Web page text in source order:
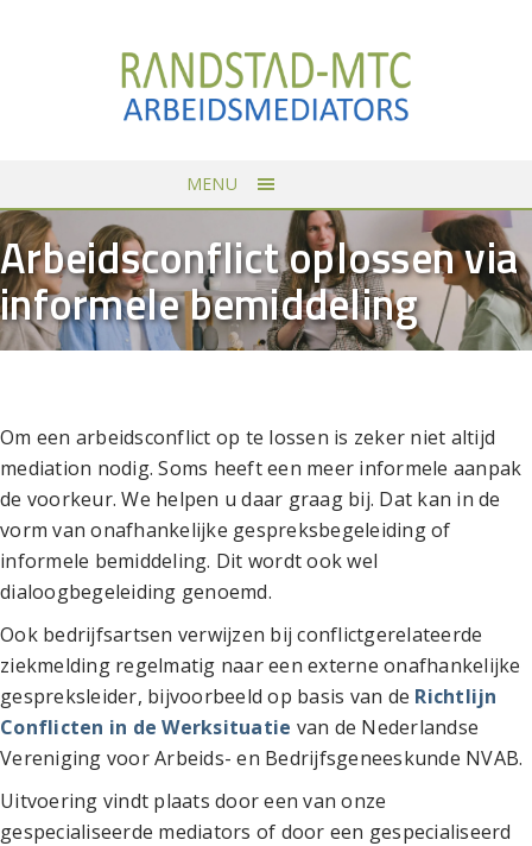
MENU
Arbeidsconflict oplossen via
informele bemiddeling
Om een arbeidsconflict op te lossen is zeker niet altijd
mediation nodig. Soms heeft een meer informele aanpak
de voorkeur. We helpen u daar graag bij. Dat kan in de
vorm van onafhankelijke gespreksbegeleiding of
informele bemiddeling. Dit wordt ook wel
dialoogbegeleiding genoemd.
Ook bedrijfsartsen verwijzen bij conflictgerelateerde
ziekmelding regelmatig naar een externe onafhankelijke
gespreksleider, bijvoorbeeld op basis van de Richtlijn
Conflicten in de Werksituatie van de Nederlandse
Vereniging voor Arbeids- en Bedrijfsgeneeskunde NVAB.
Uitvoering vindt plaats door een van onze
gespecialiseerde mediators of door een gespecialiseerd